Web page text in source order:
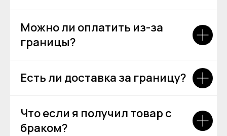
Можно ли оплатить из-за
границы?
Есть ли доставка за границу?
Что если я получил товар с
браком?
ПРОГРАММА